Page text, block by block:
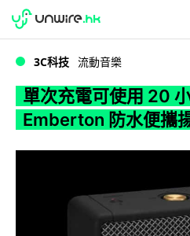
WWDC 2026
3C科技 流動音樂
單次充電可使用 20
Emberton 防水便攜